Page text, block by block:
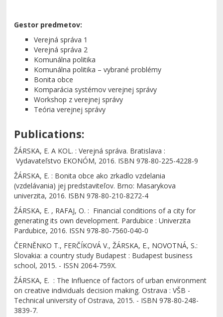
Gestor predmetov:
Verejná správa 1
Verejná správa 2
Komunálna politika
Komunálna politika – vybrané problémy
Bonita obce
Komparácia systémov verejnej správy
Workshop z verejnej správy
Teória verejnej správy
Publications:
ŽÁRSKA, E. A KOL. : Verejná správa. Bratislava :
Vydavateľstvo EKONÓM, 2016. ISBN 978-80-225-4228-9
ŽÁRSKA, E. : Bonita obce ako zrkadlo vzdelania
(vzdelávania) jej predstaviteľov. Brno: Masarykova
univerzita, 2016. ISBN 978-80-210-8272-4
ŽÁRSKA, E. , RAFAJ, O. : Financial conditions of a city for
generating its own development. Pardubice : Univerzita
Pardubice, 2016. ISSN 978-80-7560-040-0
ČERNĚNKO T., FERČÍKOVÁ V., ŽÁRSKA, E., NOVOTNÁ, S.:
Slovakia: a country study Budapest : Budapest business
school, 2015. - ISSN 2064-759X.
ŽÁRSKA, E. : The Influence of factors of urban environment
on creative individuals decision making. Ostrava : VŠB -
Technical university of Ostrava, 2015. - ISBN 978-80-248-
3839-7.